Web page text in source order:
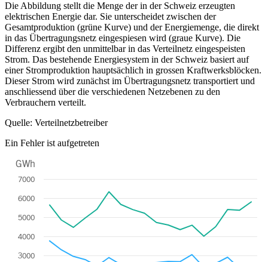
Die Abbildung stellt die Menge der in der Schweiz erzeugten
elektrischen Energie dar. Sie unterscheidet zwischen der
Gesamtproduktion (grüne Kurve) und der Energiemenge, die direkt
in das Übertragungsnetz eingespiesen wird (graue Kurve). Die
Differenz ergibt den unmittelbar in das Verteilnetz eingespeisten
Strom. Das bestehende Energiesystem in der Schweiz basiert auf
einer Stromproduktion hauptsächlich in grossen Kraftwerksblöcken.
Dieser Strom wird zunächst im Übertragungsnetz transportiert und
anschliessend über die verschiedenen Netzebenen zu den
Verbrauchern verteilt.
Quelle: Verteilnetzbetreiber
Ein Fehler ist aufgetreten
Chart
Line chart with 2 lines.
The chart has 1 X axis displaying categories.
The chart has 1 Y axis displaying GWh. Data ranges from 2332 to
GWh
3000
4000
5000
6000
7000